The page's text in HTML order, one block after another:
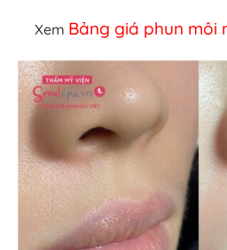
Xem Bảng giá phun môi